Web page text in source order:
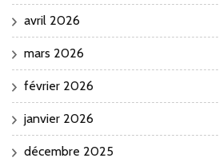
avril 2026
mars 2026
février 2026
janvier 2026
décembre 2025